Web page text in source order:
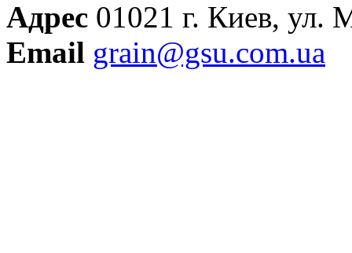
Адрес 01021 г. Киев, ул.
Email grain@gsu.com.ua